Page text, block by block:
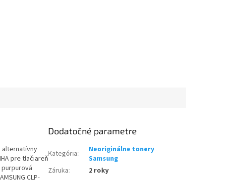
alternatívny
pre tlačiareň
CLP-
Dodatočné parametre
Kategória:
Neoriginálne tonery
Samsung
Záruka: 2 roky